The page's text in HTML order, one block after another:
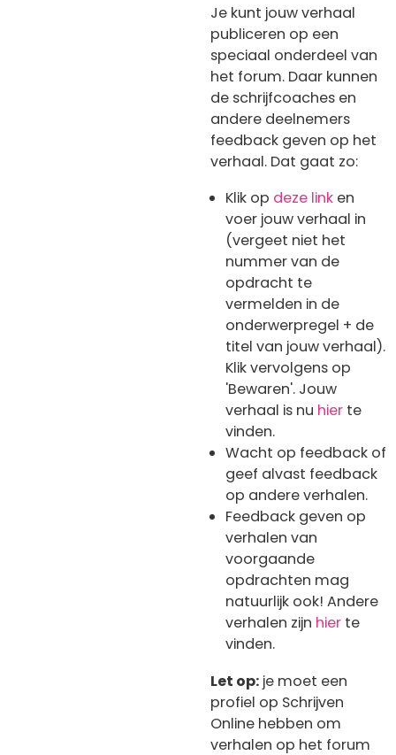
Je kunt jouw verhaal
publiceren op een
speciaal onderdeel van
het forum. Daar kunnen
de schrijfcoaches en
andere deelnemers
feedback geven op het
verhaal. Dat gaat zo:
Klik op deze linken
voer jouw verhaal in
(vergeet niet het
nummer van de
opdracht te
vermelden in de
onderwerpregel + de
titel van jouw verhaal).
Klik vervolgens op
'Bewaren'. Jouw
verhaal is nu hier te
vinden.
Wacht op feedback of
geef alvast feedback
op andere verhalen.
Feedback geven op
verhalen van
voorgaande
opdrachten mag
natuurlijk ook! Andere
verhalen zijn hier te
vinden.
Let op: je moet een
profiel op Schrijven
Online hebben om
verhalen op het forum